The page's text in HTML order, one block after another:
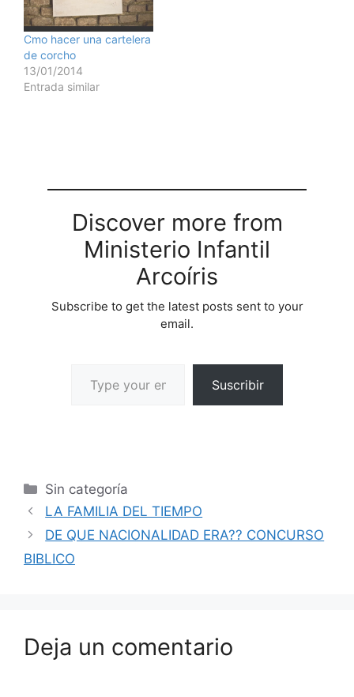
dichoso corcho" Hace
aos, un inspector visit
una escuela primaria. En
su…
Cmo hacer una cartelera
de corcho
13/01/2014
Entrada similar
Discover more from
Ministerio Infantil
Arcoíris
Subscribe to get the latest posts sent to your
email.
Suscribir
Sin categoría
LA FAMILIA DEL TIEMPO
DE QUE NACIONALIDAD ERA?? CONCURSO
BIBLICO
Deja un comentario